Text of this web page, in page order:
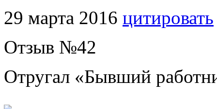
29 марта 2016 цитировать
Отзыв №42
Отругал «Бывший